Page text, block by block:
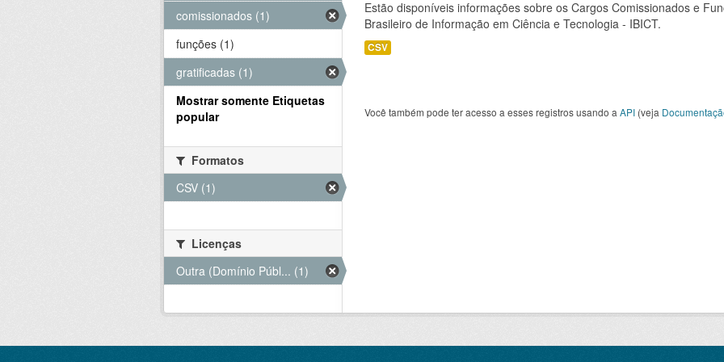
Estão disponíveis informações sobre os Cargos Comissionados e
Brasileiro de Informação em Ciência e Tecnologia - IBICT.
CSV
Você também pode ter acesso a esses registros usando a API (veja
comissionados (1)
funções (1)
gratificadas (1)
Mostrar somente Etiquetas
popular
Formatos
CSV (1)
Licenças
Outra (Domínio Públ... (1)